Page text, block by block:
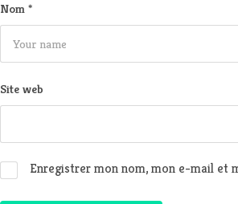
Nom *
Site web
Enregistrer mon nom, mon e-mail et